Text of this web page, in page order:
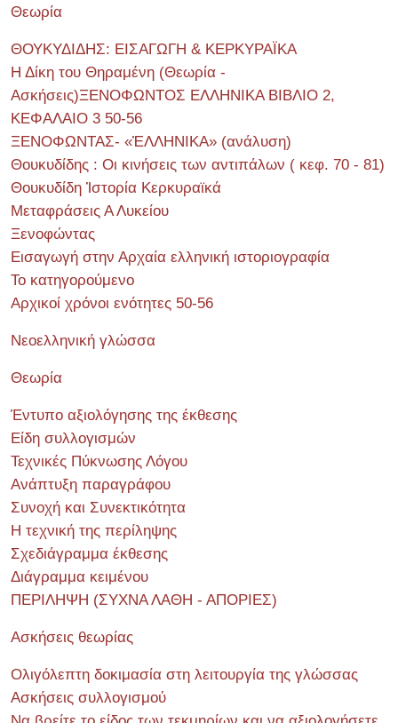
Θεωρία
ΘΟΥΚΥΔΙΔΗΣ: ΕΙΣΑΓΩΓΗ & ΚΕΡΚΥΡΑΪΚΑ
Η Δίκη του Θηραμένη (Θεωρία -
Ασκήσεις)ΞΕΝΟΦΩΝΤΟΣ ΕΛΛΗΝΙΚΑ ΒΙΒΛΙΟ 2,
ΚΕΦΑΛΑΙΟ 3 50-56
ΞΕΝΟΦΩΝΤΑΣ- «ἙΛΛΗΝΙΚΑ» (ανάλυση)
Θουκυδίδης : Οι κινήσεις των αντιπάλων ( κεφ. 70 - 81)
Θουκυδίδη Ἱστορία Κερκυραϊκά
Μεταφράσεις Α Λυκείου
Ξενοφώντας
Εισαγωγή στην Αρχαία ελληνική ιστοριογραφία
Το κατηγορούμενο
Αρχικοί χρόνοι ενότητες 50-56
Νεοελληνική γλώσσα
Θεωρία
Έντυπο αξιολόγησης της έκθεσης
Είδη συλλογισμών
Τεχνικές Πύκνωσης Λόγου
Ανάπτυξη παραγράφου
Συνοχή και Συνεκτικότητα
Η τεχνική της περίληψης
Σχεδιάγραμμα έκθεσης
Διάγραμμα κειμένου
ΠΕΡΙΛΗΨΗ (ΣΥΧΝΑ ΛΑΘΗ - ΑΠΟΡΙΕΣ)
Ασκήσεις θεωρίας
Ολιγόλεπτη δοκιμασία στη λειτουργία της γλώσσας
Ασκήσεις συλλογισμού